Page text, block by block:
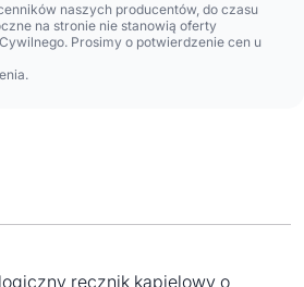
naszych producentów, do czasu
na stronie nie stanowią oferty
Prosimy o potwierdzenie cen u
ręcznik kąpielowy o